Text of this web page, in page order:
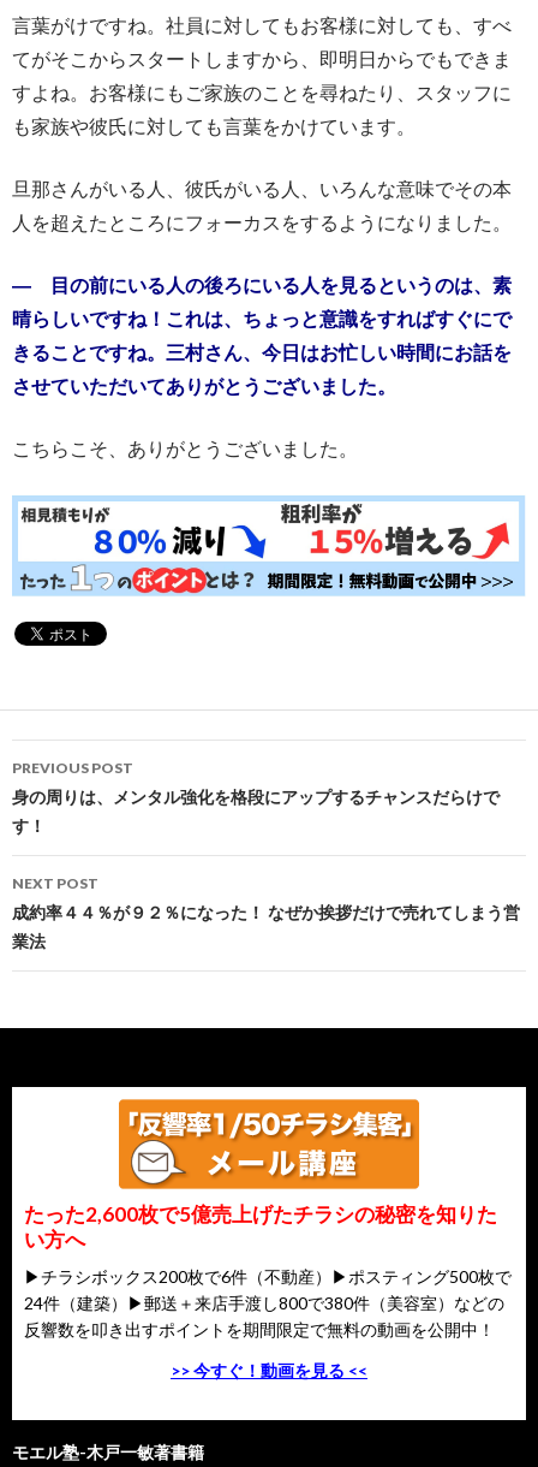
言葉がけですね。社員に対してもお客様に対しても、すべ
てがそこからスタートしますから、即明日からでもできま
すよね。お客様にもご家族のことを尋ねたり、スタッフに
も家族や彼氏に対しても言葉をかけています。
旦那さんがいる人、彼氏がいる人、いろんな意味でその本
人を超えたところにフォーカスをするようになりました。
― 目の前にいる人の後ろにいる人を見るというのは、素
晴らしいですね！これは、ちょっと意識をすればすぐにで
きることですね。三村さん、今日はお忙しい時間にお話を
させていただいてありがとうございました。
こちらこそ、ありがとうございました。
Post
navigation
PREVIOUS POST
身の周りは、メンタル強化を格段にアップするチャンスだらけで
す！
NEXT POST
成約率４４％が９２％になった！ なぜか挨拶だけで売れてしまう営
業法
たった2,600枚で5億売上げたチラシの秘密を知りた
い方へ
▶チラシボックス200枚で6件（不動産）▶ポスティング500枚で
24件（建築）▶郵送＋来店手渡し800で380件（美容室）などの
反響数を叩き出すポイントを期間限定で無料の動画を公開中！
>> 今すぐ！動画を見る <<
モエル塾-木戸一敏著書籍